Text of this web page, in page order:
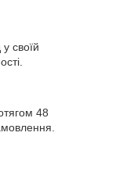
своїй
48